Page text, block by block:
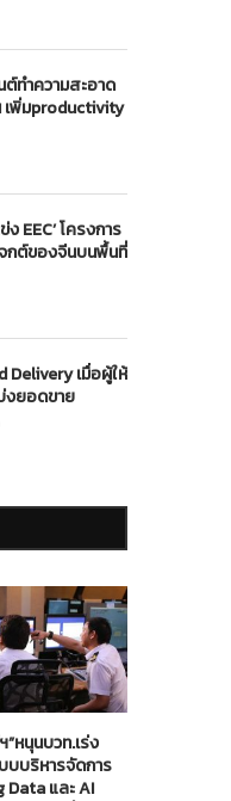
ทำความสะอาด
เพิ่มproductivity
EEC’ โครงการ
จกต์ของจีนบนพื้นที่
Delivery เมื่อผู้ให้
งยอดขาย
หนุนบวท.เร่ง
บริหารจัดการ
Data และ AI